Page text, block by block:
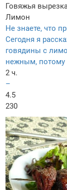
Говяжья
Лимон
Не знаете, что
Сегодня я
говядины с
нежным, потому
2 ч.
–
4.5
230